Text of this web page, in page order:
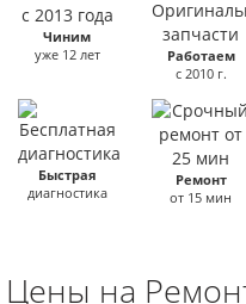
Чиним
уже 12 лет
Работаем
с 2010 г.
Быстрая
диагностика
Ремонт
от 15 мин
Цены на